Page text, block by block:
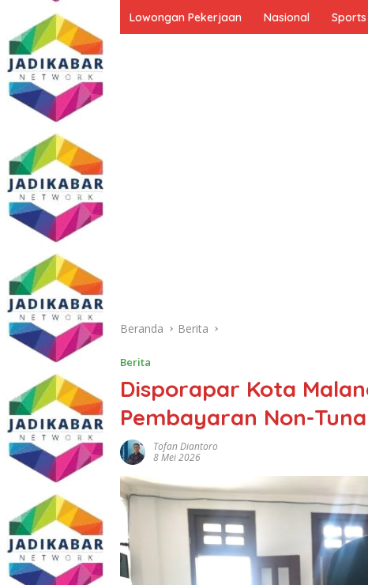
Lowongan Pekerjaan Nasional Sports
Beranda Berita
Berita
Disporapar Kota
Pembayaran Non-
Tofan Diantoro
8 Mei 2026